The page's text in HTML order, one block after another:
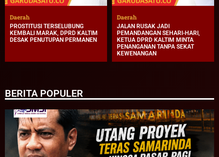
Daerah
PROSTITUSI TERSELUBUNG
KEMBALI MARAK, DPRD KALTIM
DESAK PENUTUPAN PERMANEN
Daerah
JALAN RUSAK JADI
PEMANDANGAN SEHARI-HARI,
KETUA DPRD KALTIM MINTA
PENANGANAN TANPA SEKAT
KEWENANGAN
BERITA POPULER